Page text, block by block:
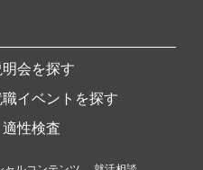
明会を探す
職イベントを探す
適性検査